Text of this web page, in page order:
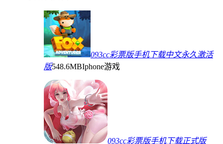
093cc彩票版手机下载中文永久激活
版548.6MBIphone游戏
093cc彩票版手机下载正式版